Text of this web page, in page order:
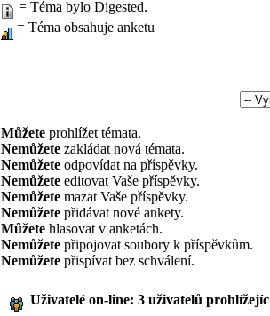
= Téma bylo Digested.
= Téma obsahuje anketu
Můžete prohlížet témata.
Nemůžete zakládat nová témata.
Nemůžete odpovídat na příspěvky.
Nemůžete editovat Vaše příspěvky.
Nemůžete mazat Vaše příspěvky.
Nemůžete přidávat nové ankety.
Můžete hlasovat v anketách.
Nemůžete připojovat soubory k příspěvkům.
Nemůžete přispívat bez schválení.
Uživatelé on-line: 3 uživatelů